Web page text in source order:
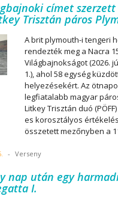
címet
Trisztán páros
A brit plymouth-i tengeri
rendezték meg a Nacra
Világbajnokságot (2026.
1.), ahol 58 egység
helyezésekért. Az
legfiatalabb magyar
Litkey Trisztán duó
es korosztályos
összetett mezőnyben a
- Verseny
nap után egy
I.